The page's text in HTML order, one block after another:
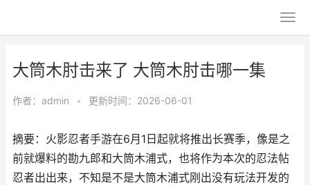
大筒木肘击来了 大筒木肘击哪一集
作者： admin • 更新时间：2026-06-01
摘要：火影忍者手游在6月1日起就将推出长赛季，像是之
前就爆料的勘九郎和大筒木浦式，也将作为本次的忍法帖
忍者出出来，不知是不是大筒木浦式刚出没有玩法开发的